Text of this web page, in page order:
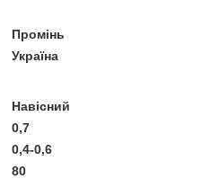
Промінь
Україна
Навісний
0,7
0,4-0,6
80